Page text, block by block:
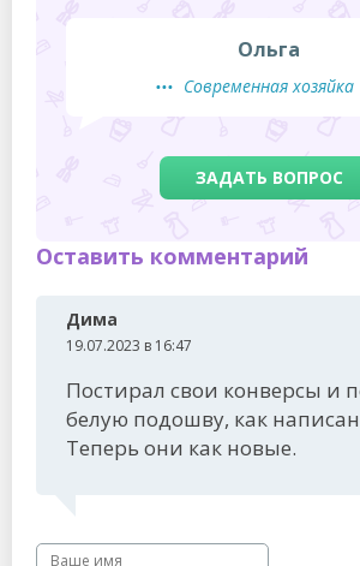
Ольга
Современная хозяйка
ЗАДАТЬ ВОПРОС
Оставить комментарий
Дима
19.07.2023 в 16:47
Постирал свои конверсы и
белую подошву, как
Теперь они как новые.